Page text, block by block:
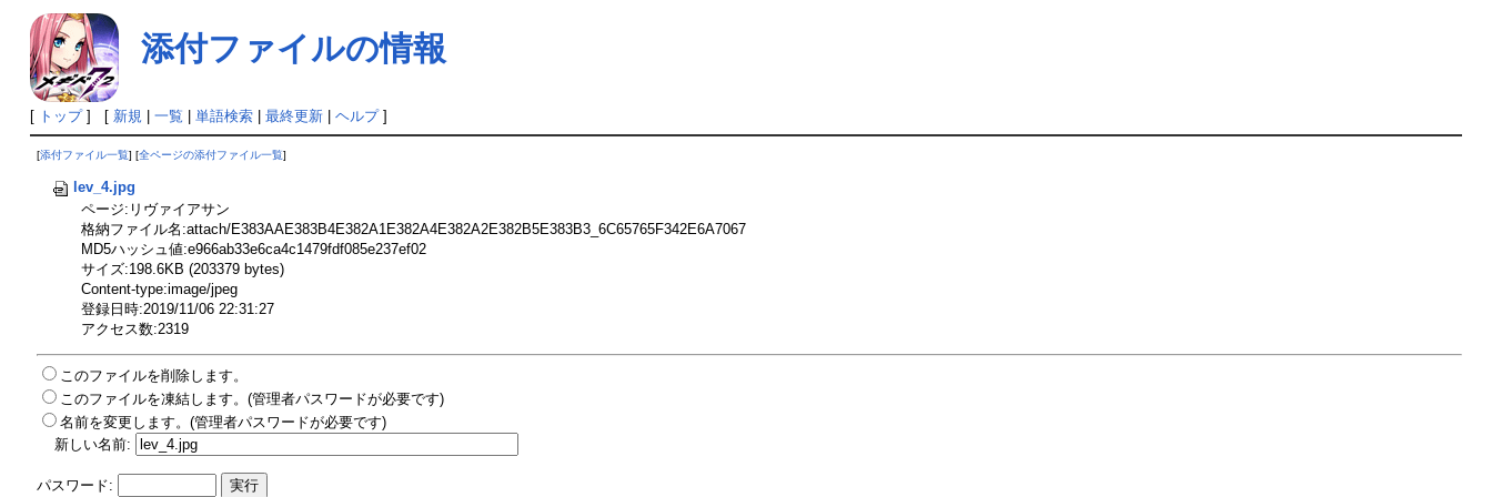
添付ファイルの情報
[ トップ] [ 新規| 一覧 単語検索| 最終更新| ヘルプ]
[添付ファイル一覧] [全ページの添付ファイル一覧]
lev_4.jpg
ページ:リヴァイアサン
格納ファイル名:attach/E383AAE383B4E382A1E382A4E382A2E382B5E383B3_6C65765F342E6A7067
MD5ハッシュ値:e966ab33e6ca4c1479fdf085e237ef02
サイズ:198.6KB (203379 bytes)
Content-type:image/jpeg
登録日時:2019/11/06 22:31:27
アクセス数:2319
このファイルを削除します。
このファイルを凍結します。(管理者パスワードが必要です)
名前を変更します。(管理者パスワードが必要です)
新しい名前:
パスワード: